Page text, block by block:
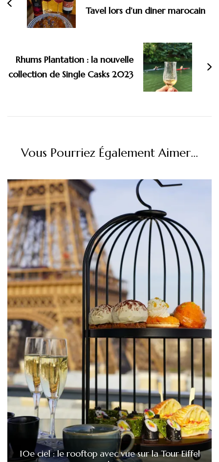
Tavel lors d’un diner marocain
Rhums Plantation : la nouvelle
collection de Single Casks 2023
Vous Pourriez Également Aimer...
10e ciel : le rooftop avec vue sur la Tour Eiffel